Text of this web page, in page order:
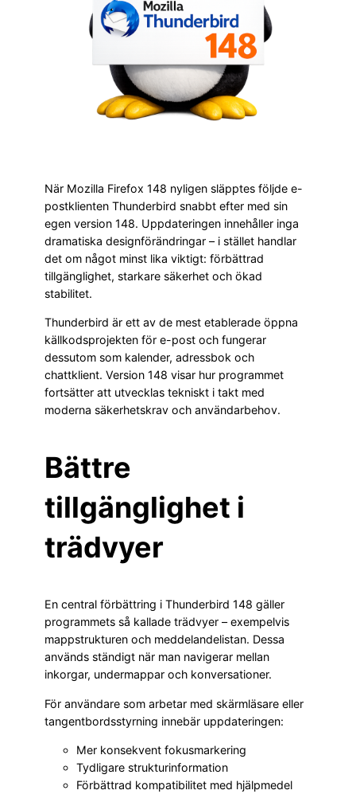
När Mozilla Firefox 148 nyligen släpptes följde e-
postklienten Thunderbird snabbt efter med sin
egen version 148. Uppdateringen innehåller inga
dramatiska designförändringar – i stället handlar
det om något minst lika viktigt: förbättrad
tillgänglighet, starkare säkerhet och ökad
stabilitet.
Thunderbird är ett av de mest etablerade öppna
källkodsprojekten för e-post och fungerar
dessutom som kalender, adressbok och
chattklient. Version 148 visar hur programmet
fortsätter att utvecklas tekniskt i takt med
moderna säkerhetskrav och användarbehov.
Bättre
tillgänglighet i
trädvyer
En central förbättring i Thunderbird 148 gäller
programmets så kallade trädvyer – exempelvis
mappstrukturen och meddelandelistan. Dessa
används ständigt när man navigerar mellan
inkorgar, undermappar och konversationer.
För användare som arbetar med skärmläsare eller
tangentbordsstyrning innebär uppdateringen:
Mer konsekvent fokusmarkering
Tydligare strukturinformation
Förbättrad kompatibilitet med hjälpmedel